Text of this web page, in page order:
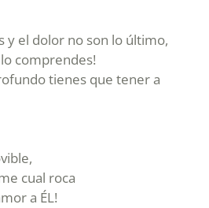
y el dolor no son lo último,
comprendes!
tienes que tener a
cual roca
a ÉL!